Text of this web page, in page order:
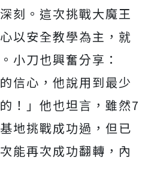
刻。這次挑戰大魔王
以安全教學為主，就
小刀也興奮分享：
信心， 他說用到最少
！」他也坦言， 雖然7
地挑戰成功過，但已
能再次成功翻轉，內